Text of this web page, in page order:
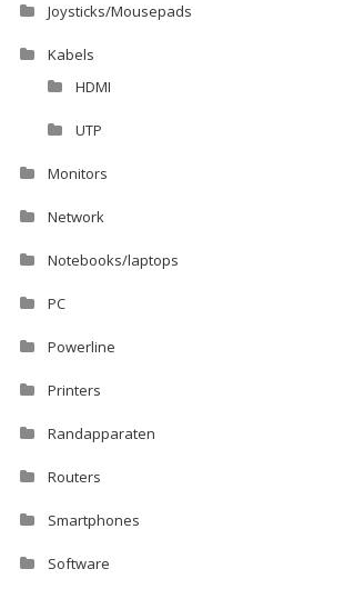
Joysticks/Mousepads
Kabels
HDMI
UTP
Monitors
Network
Notebooks/laptops
PC
Powerline
Printers
Randapparaten
Routers
Smartphones
Software